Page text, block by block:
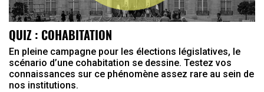
QUIZ : COHABITATION
En pleine campagne pour les élections législatives, le
scénario d’une cohabitation se dessine. Testez vos
connaissances sur ce phénomène assez rare au sein de
nos institutions.